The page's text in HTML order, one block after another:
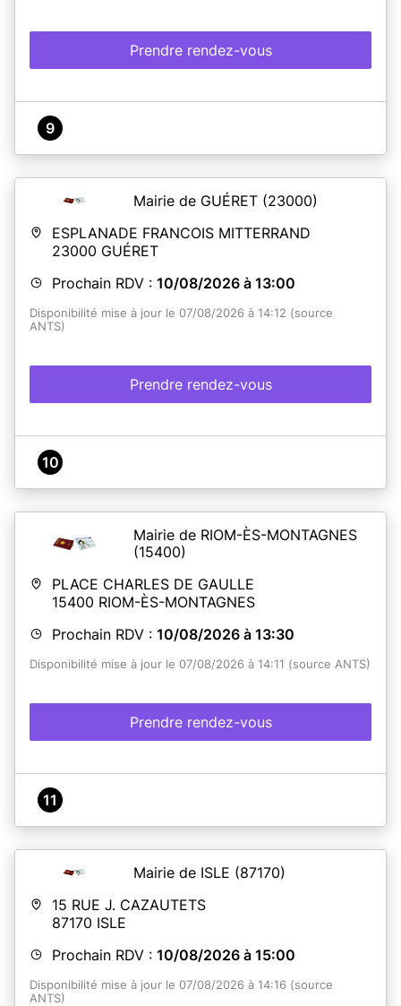
Prendre rendez-vous
9
Mairie de GUÉRET (23000)
ESPLANADE FRANCOIS MITTERRAND
23000 GUÉRET
Prochain RDV : 10/08/2026 à 13:00
Disponibilité mise à jour le 07/08/2026 à 14:12 (source
ANTS)
Prendre rendez-vous
10
Mairie de RIOM-ÈS-MONTAGNES
(15400)
PLACE CHARLES DE GAULLE
15400 RIOM-ÈS-MONTAGNES
Prochain RDV : 10/08/2026 à 13:30
Disponibilité mise à jour le 07/08/2026 à 14:11 (source ANTS)
Prendre rendez-vous
11
Mairie de ISLE (87170)
15 RUE J. CAZAUTETS
87170 ISLE
Prochain RDV : 10/08/2026 à 15:00
Disponibilité mise à jour le 07/08/2026 à 14:16 (source
ANTS)